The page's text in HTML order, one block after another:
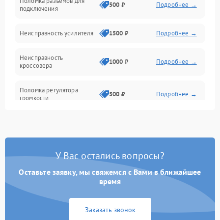
подключения
500 ₽ Подробнее →
Неисправность усилителя 1500 ₽ Подробнее →
Неисправность
кроссовера
1000 ₽ Подробнее →
Поломка регулятора
громкости
500 ₽ Подробнее →
Поломка системы
отключения
1000 ₽
Неисправность системы
защиты от короткого
У Вас остались вопросы?
Оставьте заявку, мы свяжемся с Вами в ближайшее
время
Заказать звонок